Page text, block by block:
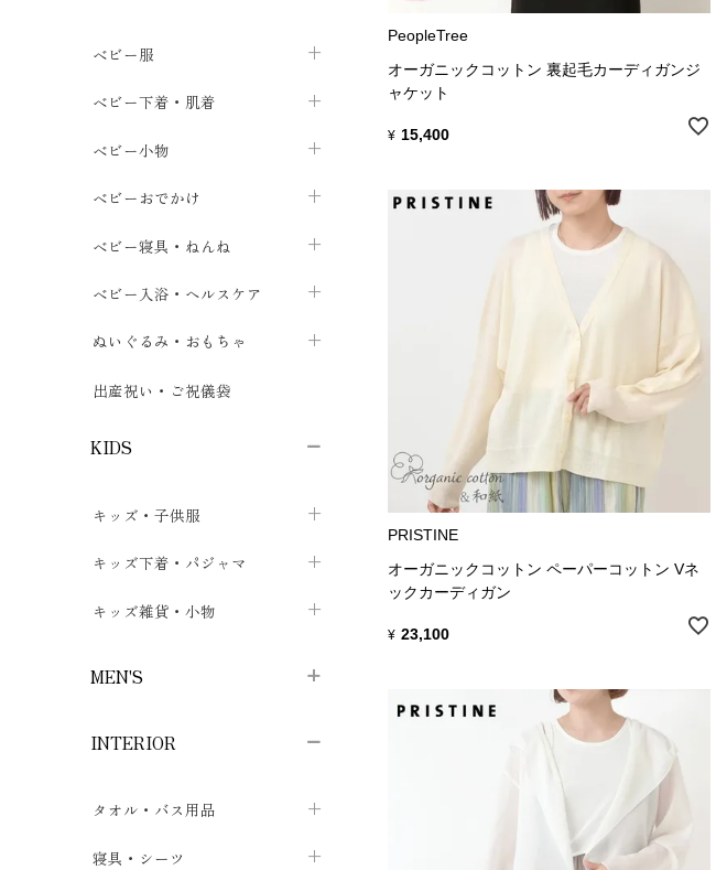
紙ナプキン
ベビー服
カバーオール・ロンパース
セパレート・上下セット
トップスchevron_right
ボトムスchevron_right
セレモニードレス chevron_right
ワンピース・チュニック
ベビー下着・肌着
コンビ肌着
パンツ・オーバーパンツ
ボディスーツ chevron_right
短肌着・長肌着
肌着・下着
ベビー小物
ベビー小物・雑貨
ベビー帽子chevron_right
スタイ・よだれかけchevron_right
ミトン・手袋chevron_right
靴下・タイツ chevron_right
ブーティ・シューズ
マフラーchevron_right
汗取りパッドchevron_right
ベビーおでかけ
ベビーキャリーchevron_right
おでかけ用品・カバー・シートchevron_right
ベビー寝具・ねんね
ベビースリーパーchevron_right
ベビーパジャマchevron_right
ベビー布団・シーツ
ベビーおくるみ・アフガン
ベビー入浴・ヘルスケア
ベビーおむつ・おむつカバー chevron_right
トレーニングパンツ
授乳クッション・枕
ぬいぐるみ・おもちゃ
ファーストトイchevron_right
あみぐるみ chevron_right
出産祝い・ご祝儀袋
KIDS
キッズ・子供服
子供トップスchevron_right
子供カーディガン・ベスト
子供上着・アウター
キッズ下着・パジャマ
子供肌着下着chevron_right
子供パジャマ
キッズ雑貨・小物
MEN'S
メンズ下着・パジャマ
INTERIOR
タオル・バス用品
タオルchevron_right
寝具・シーツ
PeopleTree
オーガニックコットン 裏起毛カーディガンジ
ャケット
¥ 15,400
PRISTINE
オーガニックコットン ペーパーコットン Vネ
ックカーディガン
¥ 23,100